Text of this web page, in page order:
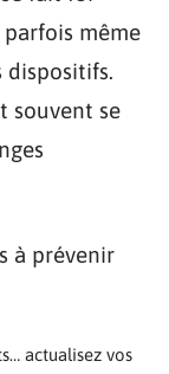
même
dispositifs.
souvent se
à prévenir
actualisez vos